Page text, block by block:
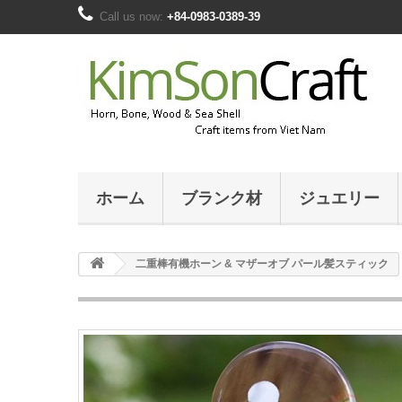
Call us now: +84-0983-0389-39
ホーム ブランク材 ジュエリー
二重棒有機ホーン & マザーオブ パール髪スティック